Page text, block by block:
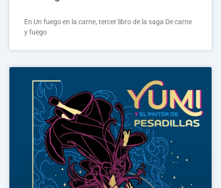
En Un fuego en la carne, tercer libro de la saga De carne
y fuego